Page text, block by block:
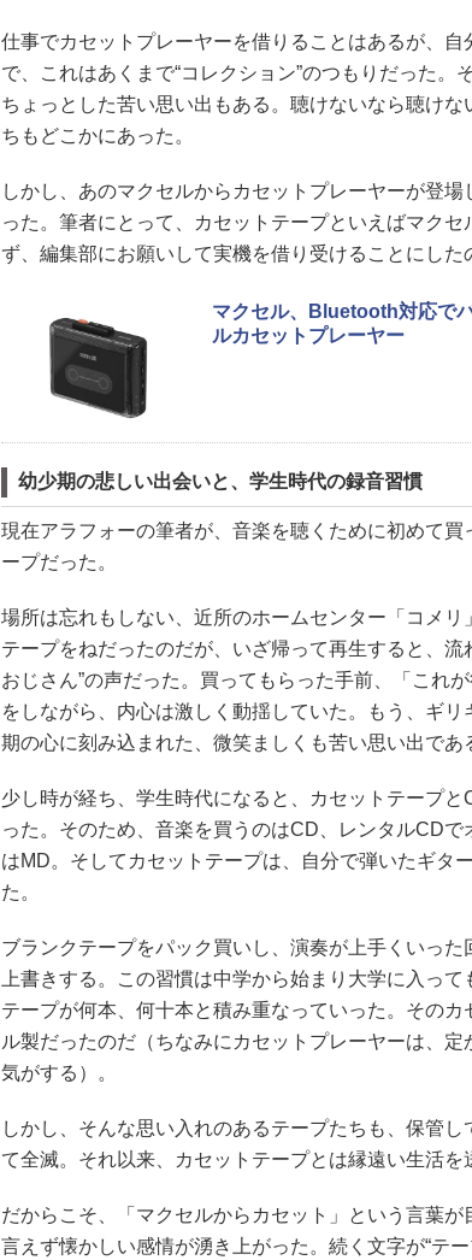
仕事でカセットプレーヤーを借りることはあるが、
で、これはあくまで“コレクション”のつもりだった。
ちょっとした苦い思い出もある。聴けないなら聴け
ちもどこかにあった。
しかし、あのマクセルからカセットプレーヤーが登
った。筆者にとって、カセットテープといえばマク
ず、編集部にお願いして実機を借り受けることにした
マクセル、Bluetooth対応で
ルカセットプレーヤー
幼少期の悲しい出会いと、学生時代の録音習慣
現在アラフォーの筆者が、音楽を聴くために初めて買
ープだった。
場所は忘れもしない、近所のホームセンター「コメリ
テープをねだったのだが、いざ帰って再生すると、流
おじさん”の声だった。買ってもらった手前、「これ
をしながら、内心は激しく動揺していた。もう、ギ
期の心に刻み込まれた、微笑ましくも苦い思い出であ
少し時が経ち、学生時代になると、カセットテープ
った。そのため、音楽を買うのはCD、レンタルCD
はMD。そしてカセットテープは、自分で弾いたギタ
た。
ブランクテープをパック買いし、演奏が上手くいっ
上書きする。この習慣は中学から始まり大学に入っ
テープが何本、何十本と積み重なっていった。その
ル製だったのだ（ちなみにカセットプレーヤーは、定
気がする）。
しかし、そんな思い入れのあるテープたちも、保管
て全滅。それ以来、カセットテープとは縁遠い生活を
だからこそ、「マクセルからカセット」という言葉が
言えず懐かしい感情が湧き上がった。続く文字が“テー